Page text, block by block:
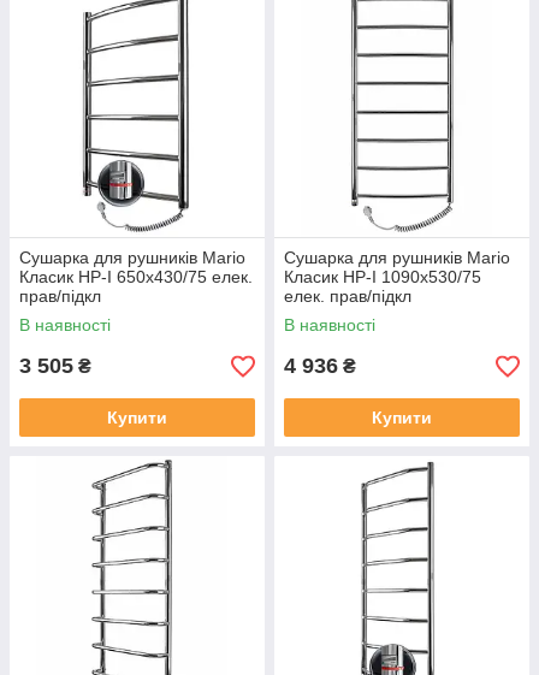
Сушарка для рушників Mario
Класик HP-I 650х430/75 елек.
прав/підкл
В наявності
3 505 ₴
Купити
Сушарка для рушників Mario
Класик HP-I 1090х530/75
елек. прав/підкл
В наявності
4 936 ₴
Купити